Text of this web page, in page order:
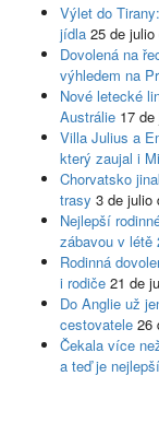
Výlet do
jídla 25 de julio
Dovolená na
výhledem na
Nové letecké
Austrálie 17
Villa Julius a
který zaujal i
Chorvatsko
trasy 3 de julio
Nejlepší
zábavou v létě
Rodinná
i rodiče 21 de
Do Anglie už
cestovatele 26
Čekala více
a teď je